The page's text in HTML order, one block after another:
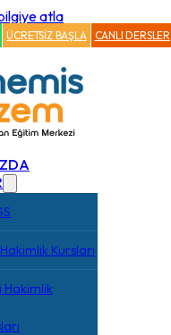
atla
ÜCRETSİZ BAŞLA CANLI DERSLER
Kursları
Hakimlik